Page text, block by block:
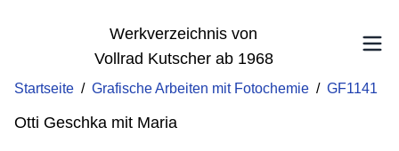
Werkverzeichnis von
Vollrad Kutscher ab 1968
Startseite / Grafische Arbeiten mit Fotochemie / GF1141
Otti Geschka mit Maria